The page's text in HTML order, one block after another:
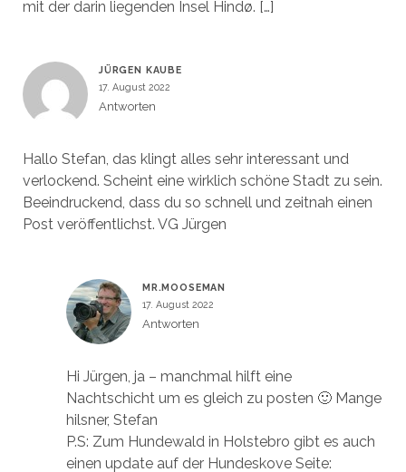
mit der darin liegenden Insel Hindø. […]
JÜRGEN KAUBE
17. August 2022
Antworten
Hallo Stefan, das klingt alles sehr interessant und
verlockend. Scheint eine wirklich schöne Stadt zu sein.
Beeindruckend, dass du so schnell und zeitnah einen
Post veröffentlichst. VG Jürgen
MR.MOOSEMAN
17. August 2022
Antworten
Hi Jürgen, ja – manchmal hilft eine
Nachtschicht um es gleich zu posten 🙂 Mange
hilsner, Stefan
P.S: Zum Hundewald in Holstebro gibt es auch
einen update auf der Hundeskove Seite: